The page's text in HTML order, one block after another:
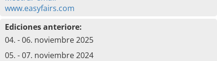
www.easyfairs.com
Ediciones anteriore:
04. - 06. noviembre 2025
05. - 07. noviembre 2024